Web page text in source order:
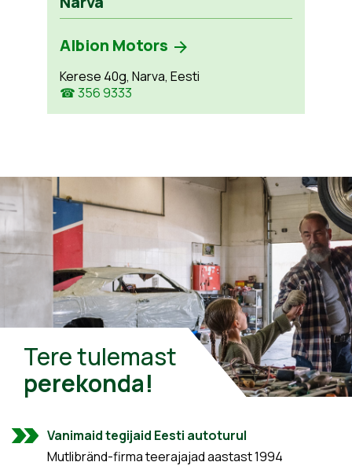
Albion Motors
Kerese 40g, Narva, Eesti
☎ 356 9333
Tere tulemast
perekonda!
Vanimaid tegijaid Eesti autoturul
Mutlibränd-firma teerajajad aastast 1994